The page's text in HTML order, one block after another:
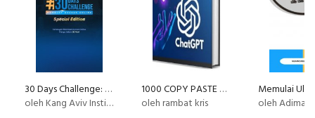
30 Days Challenge: Membuat Kursus Online
oleh Kang Aviv Institute
1000 COPY PASTE SCALE UP
oleh rambat kris
oleh Adimas (Dee)